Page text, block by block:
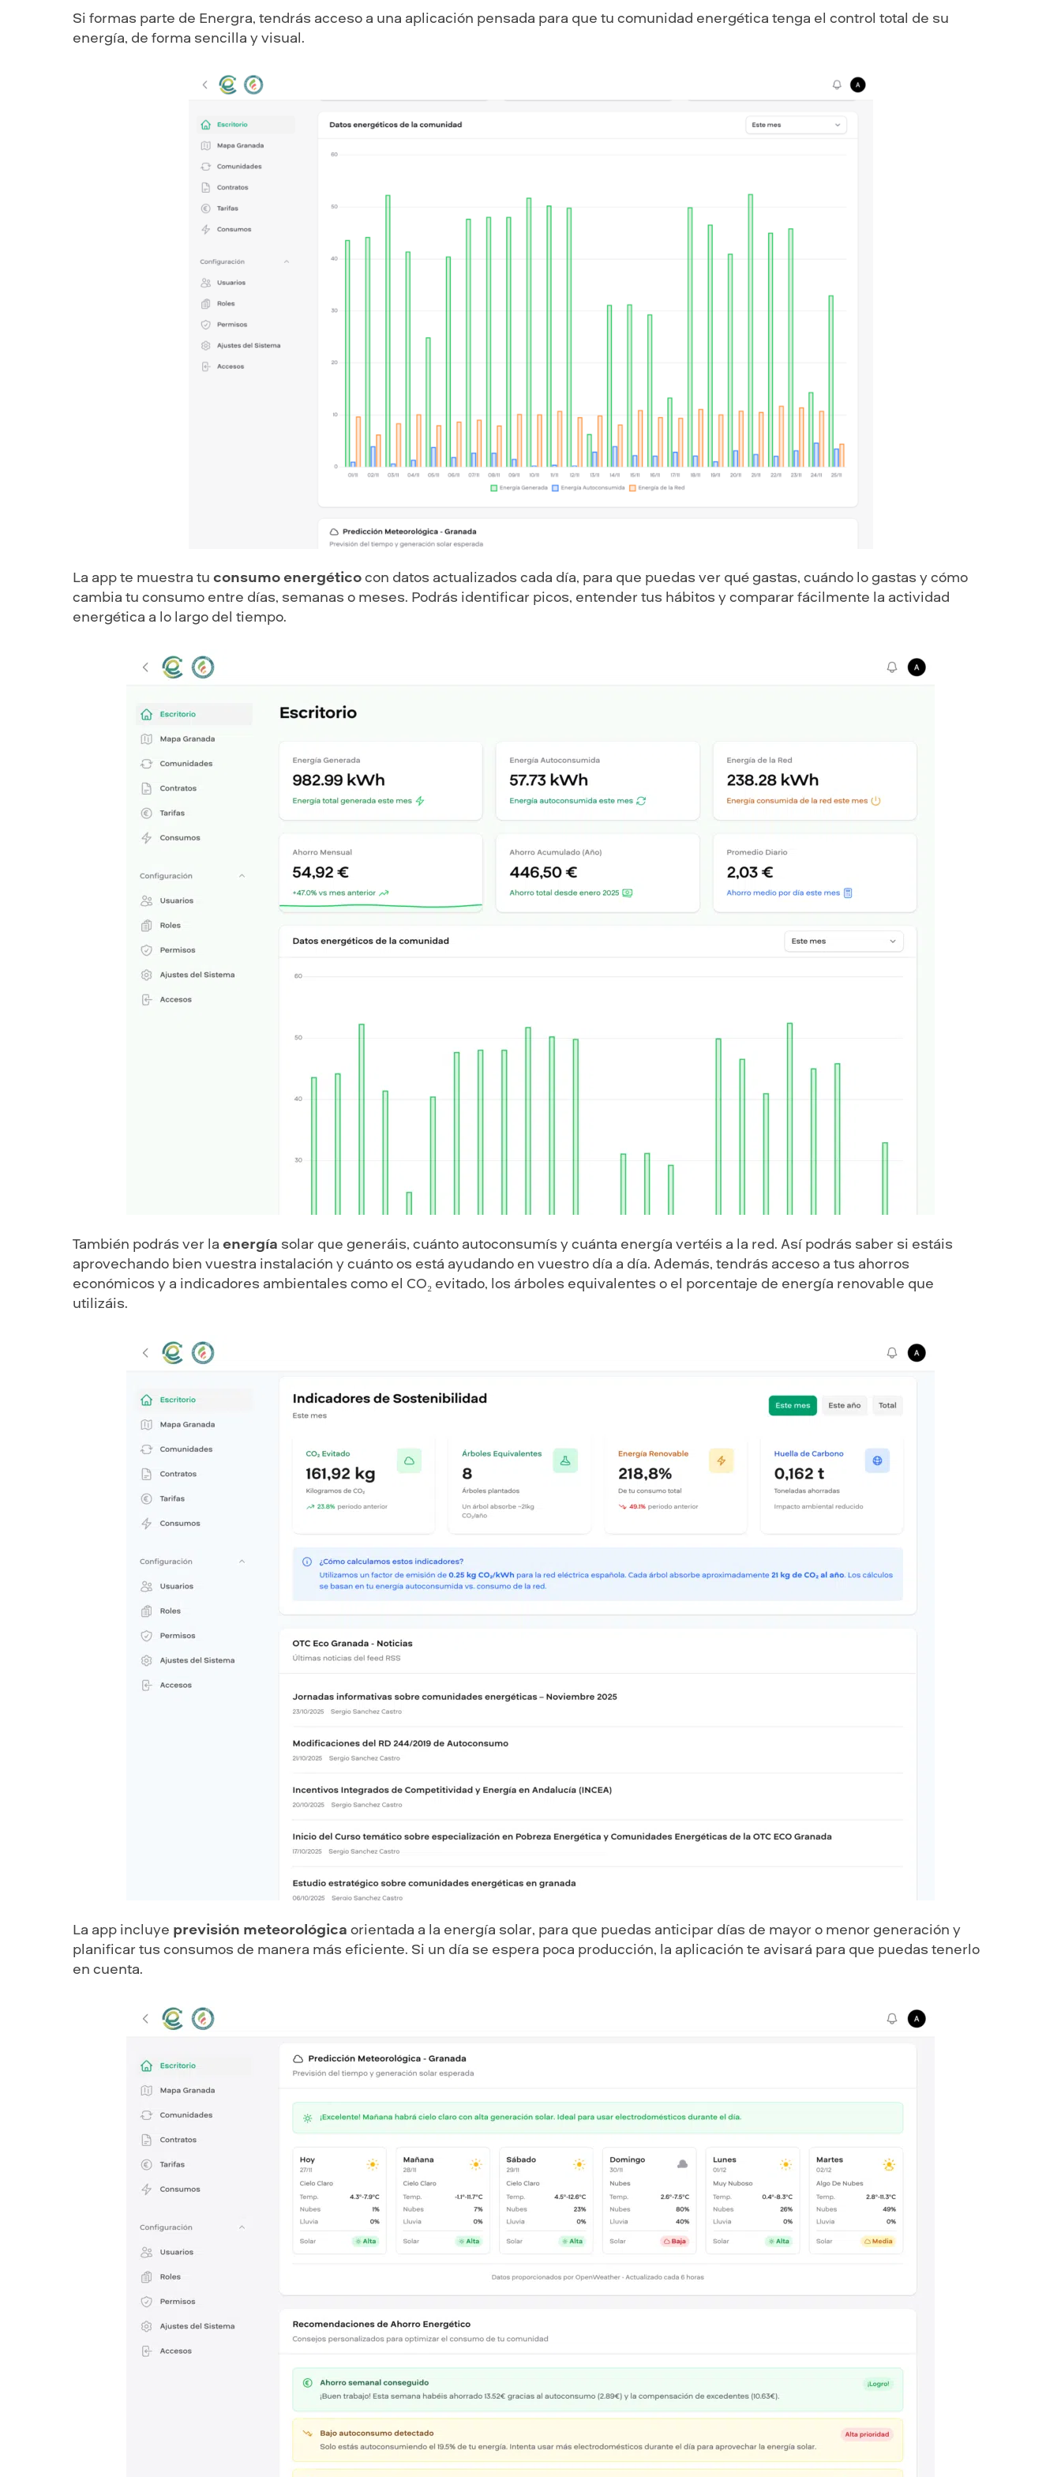
Si formas parte de Energra, tendrás acceso a una aplicación pensada para que tu comunidad energética tenga el control total de su
energía, de forma sencilla y visual.
La app te muestra tu consumo energéticocon datos actualizados cada día, para que puedas ver qué gastas, cuándo lo gastas y cómo
cambia tu consumo entre días, semanas o meses. Podrás identificar picos, entender tus hábitos y comparar fácilmente la actividad
energética a lo largo del tiempo.
También podrás ver la energía solar que generáis, cuánto autoconsumís y cuánta energía vertéis a la red. Así podrás saber si estáis
aprovechando bien vuestra instalación y cuánto os está ayudando en vuestro día a día. Además, tendrás acceso a tus ahorros
económicos y a indicadores ambientales como el CO₂ evitado, los árboles equivalentes o el porcentaje de energía renovable que
utilizáis.
La app incluye previsión meteorológica orientada a la energía solar, para que puedas anticipar días de mayor o menor generación y
planificar tus consumos de manera más eficiente. Si un día se espera poca producción, la aplicación te avisará para que puedas tenerlo
en cuenta.